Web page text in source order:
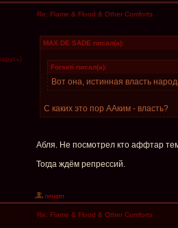
Re: Flame & Flood & Other Comforts
MAX DE SADE писал(а):
Forseti писал(а):
Вот она, истинная власть
С каких это пор ААким - власть?
Абля. Не посмотрел кто аффтар
Тогда ждём репрессий.
Re: Flame & Flood & Other Comforts